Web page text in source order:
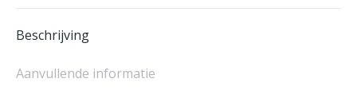
Beschrijving
Aanvullende informatie